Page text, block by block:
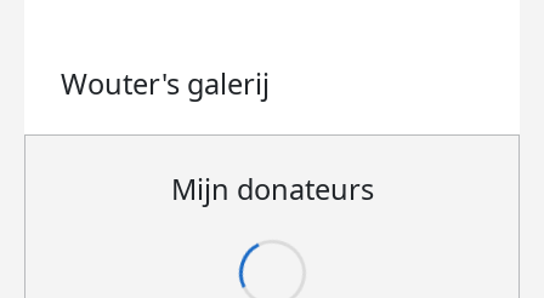
Wouter's galerij
Mijn donateurs